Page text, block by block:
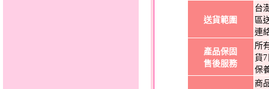
送貨範圍
台
區
連
產品保固
售後服務
所
貨
保
商